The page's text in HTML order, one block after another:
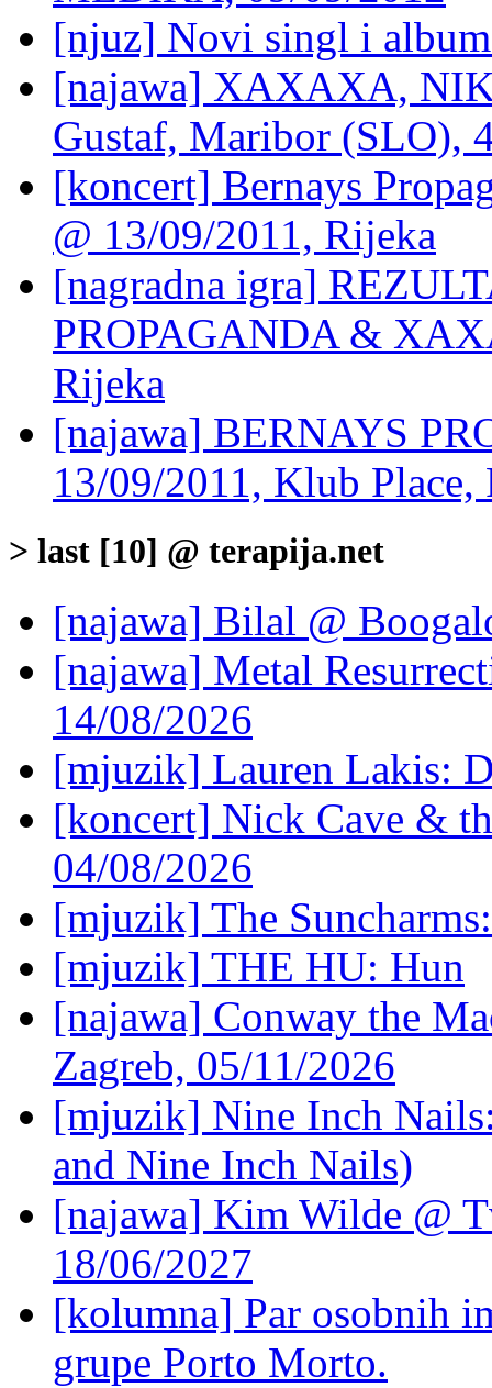
[njuz] Novi singl i
[najawa] XAXAXA,
Gustaf, Maribor (SLO),
[koncert] Bernays
@ 13/09/2011, Rijeka
[nagradna igra]
PROPAGANDA &
Rijeka
[najawa] BERNAYS
13/09/2011, Klub Place,
> last [10] @ terapija.net
[najawa] Bilal @
[najawa] Metal
14/08/2026
[mjuzik] Lauren Lakis:
[koncert] Nick Cave &
04/08/2026
[mjuzik] The
[mjuzik] THE HU: Hun
[najawa] Conway the
Zagreb, 05/11/2026
[mjuzik] Nine Inch
and Nine Inch Nails)
[najawa] Kim Wilde @
18/06/2027
[kolumna] Par osobnih
grupe Porto Morto.